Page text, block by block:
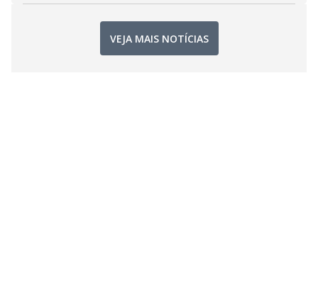
VEJA MAIS NOTÍCIAS